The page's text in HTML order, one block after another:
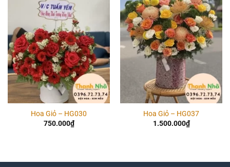
Hoa Giỏ – HG030
750.000₫
Add to
wishlist
Hoa Giỏ – HG037
1.500.000₫